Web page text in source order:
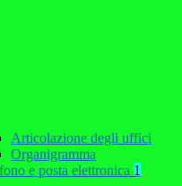
Articolazione degli uffici
Organigramma
e posta elettronica 1